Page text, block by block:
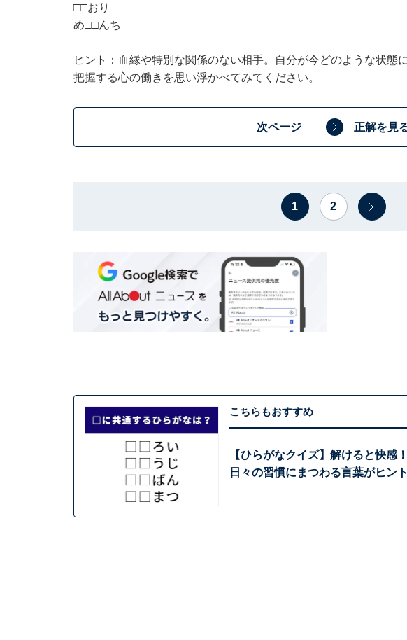
□□おり
め□□んち
ヒント：血縁や特別な関係のない相手。自分が今どのような状態
把握する心の働きを思い浮かべてみてください。
次ページ 正解を見
1 2
こちらもおすすめ
【ひらがなクイズ】解けると快感
日々の習慣にまつわる言葉がヒント